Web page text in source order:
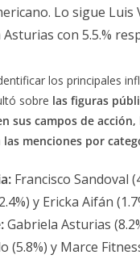
Lo sigue Luis
con 5.5.%
los principales
sobre las figuras
sus campos de
menciones por
Francisco Sandoval
y Ericka Aifán
Gabriela Asturias
(5.8%) y Marce